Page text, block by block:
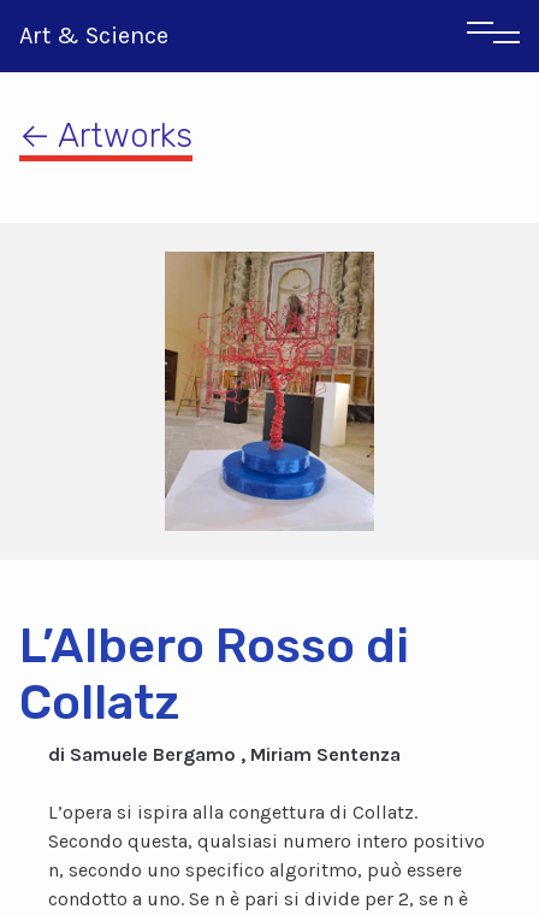
Art & Science
Ιταλικα
← Artworks
L’Albero Rosso di
Collatz
di Samuele Bergamo , Miriam Sentenza
L’opera si ispira alla congettura di Collatz.
Secondo questa, qualsiasi numero intero positivo
n, secondo uno specifico algoritmo, può essere
condotto a uno. Se n è pari si divide per 2, se n è